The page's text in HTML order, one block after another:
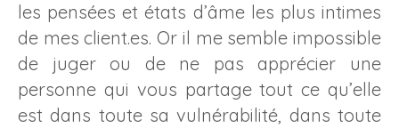
les pensées et états d’âme les plus intimes
de mes client.es. Or il me semble impossible
de juger ou de ne pas apprécier une
personne qui vous partage tout ce qu’elle
est dans toute sa vulnérabilité, dans toute